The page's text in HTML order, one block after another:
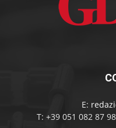
E:
T: +39 051 082 87